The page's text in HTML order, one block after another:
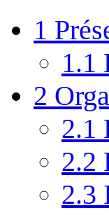
1
1.1
2
2.1
2.2
2.3